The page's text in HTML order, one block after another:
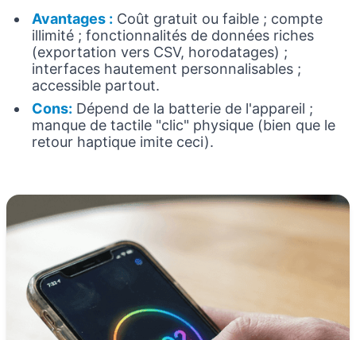
Avantages : Coût gratuit ou faible ; compte
illimité ; fonctionnalités de données riches
(exportation vers CSV, horodatages) ;
interfaces hautement personnalisables ;
accessible partout.
Cons: Dépend de la batterie de l'appareil ;
manque de tactile "clic" physique (bien que le
retour haptique imite ceci).